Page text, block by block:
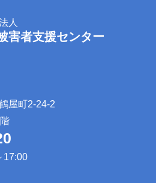
人
害者支援センター
屋町2-24-2​